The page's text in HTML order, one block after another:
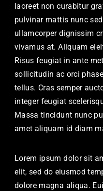
laoreet non curabitur
pulvinar mattis nunc
ullamcorper dignissim
vivamus at. Aliquam
Risus feugiat in ante
sollicitudin ac orci
tellus. Cras semper
integer feugiat
Massa tincidunt nunc
amet aliquam id diam
Lorem ipsum dolor sit
elit, sed do eiusmod
dolore magna aliqua.